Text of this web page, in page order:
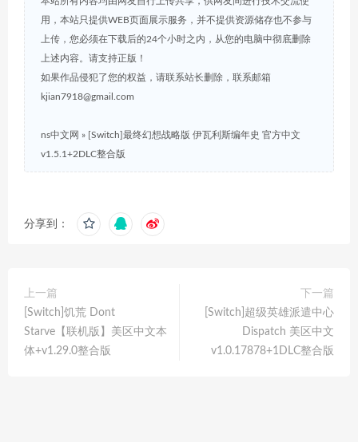
用，本站只提供WEB页面展示服务，并不提供资源储存也不参与
上传，您必须在下载后的24个小时之内，从您的电脑中彻底删除
上述内容。请支持正版！
如果作品侵犯了您的权益，请联系站长删除，联系邮箱
kjian7918@gmail.com
ns中文网 » [Switch]最终幻想战略版 伊瓦利斯编年史 官方中文
v1.5.1+2DLC整合版
分享到：
上一篇
[Switch]饥荒 Dont
Starve【联机版】美区中文本
体+v1.29.0整合版
下一篇
[Switch]超级英雄派遣中心
Dispatch 美区中文
v1.0.17878+1DLC整合版